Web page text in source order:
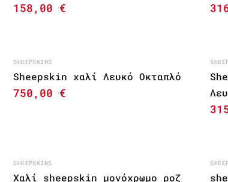
158,00 €
SHEEPSKINS
Sheepskin χαλί Λευκό Οκταπλό
750,00 €
SHEEPSKINS
Χαλί sheepskin μονόχρωμο ροζ